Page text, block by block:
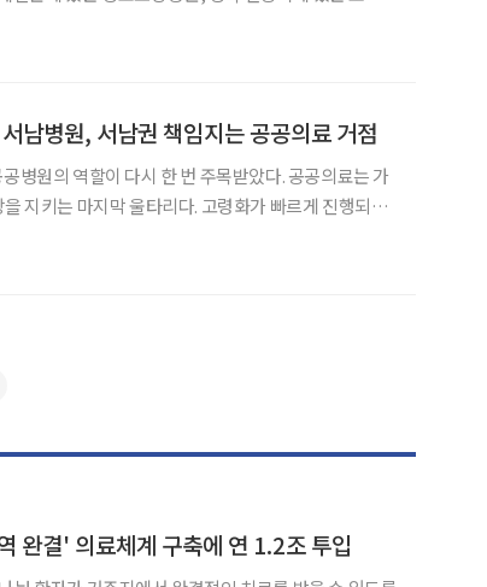
남병원, 서남권 책임지는 공공의료 거점
병원의 역할이 다시 한 번 주목받았다. 공공의료는 가
지키는 마지막 울타리다. 고령화가 빠르게 진행되는
완결' 의료체계 구축에 연 1.2조 투입